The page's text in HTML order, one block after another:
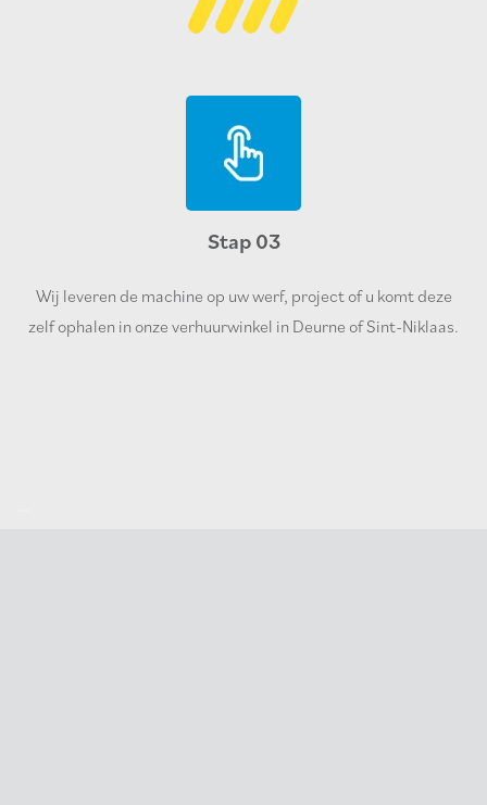
Stap 03
Wij leveren de machine op uw werf, project of u komt deze
zelf ophalen in onze verhuurwinkel in Deurne of Sint-Niklaas.